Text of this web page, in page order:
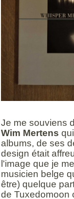
Je me souviens
Wim Mertens
albums, de ses
design était
l'image que je
musicien belge
être) quelque
de Tuxedomoon